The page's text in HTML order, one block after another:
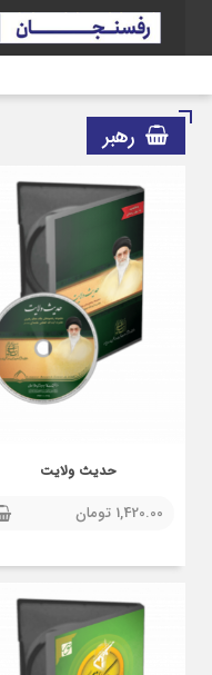
رهبر
حدیث ولایت
1,420.00 تومان